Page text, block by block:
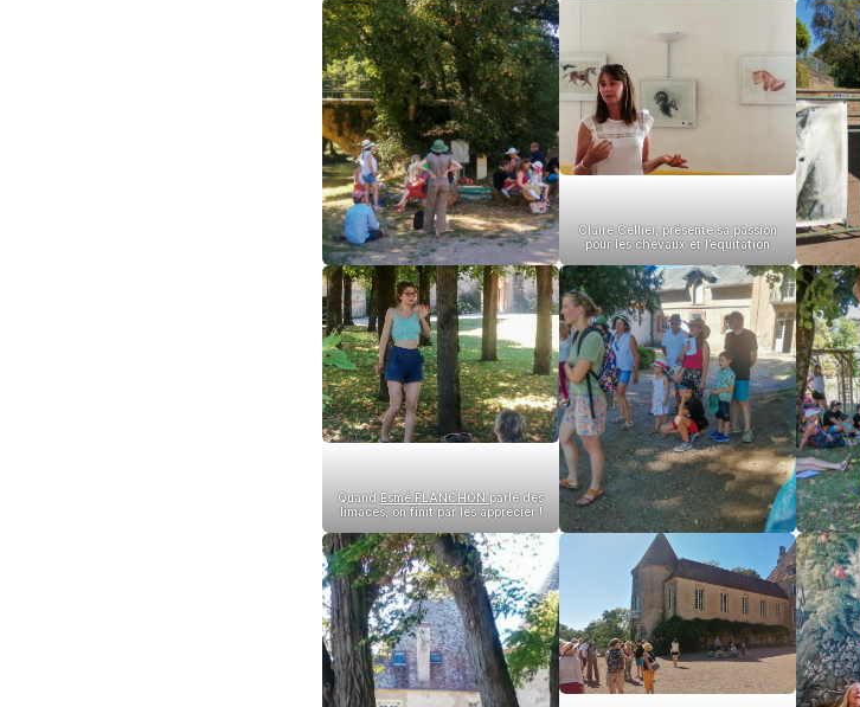
Claire Cellier, présente sa passion
pour les chevaux et l’équitation
Quand Esmé PLANCHON parle des
limaces, on finit par les apprécier !